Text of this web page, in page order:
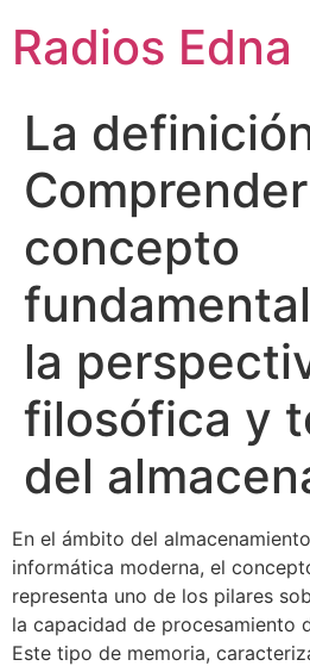
contenu
Radios Edna
La
concepto
la
filosófica y
del
En el ámbito del
informática moderna, el
representa uno de los pilares
la capacidad de procesamiento
Este tipo de memoria,